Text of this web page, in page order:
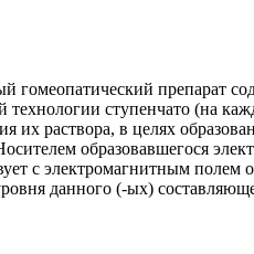
препарат
ступенчато (на
их раствора, в целях
образовавшегося
с электромагнитным
данного (-ых)